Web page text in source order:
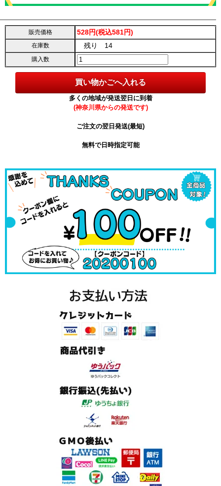
販売価格 528円(税込581円)
在庫数 残り 14
購入数
多くの地域が発送翌日に到着
(神奈川県からの発送です)
ご注文の翌日発送(最短)
無料で日時指定可能